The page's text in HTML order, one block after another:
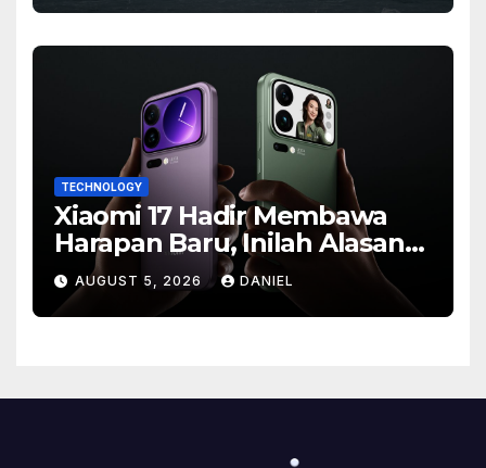
TECHNOLOGY
Xiaomi 17 Hadir Membawa
Harapan Baru, Inilah Alasan
Banyak Orang Menantikan
Ponsel Flagship Ini
AUGUST 5, 2026 DANIEL